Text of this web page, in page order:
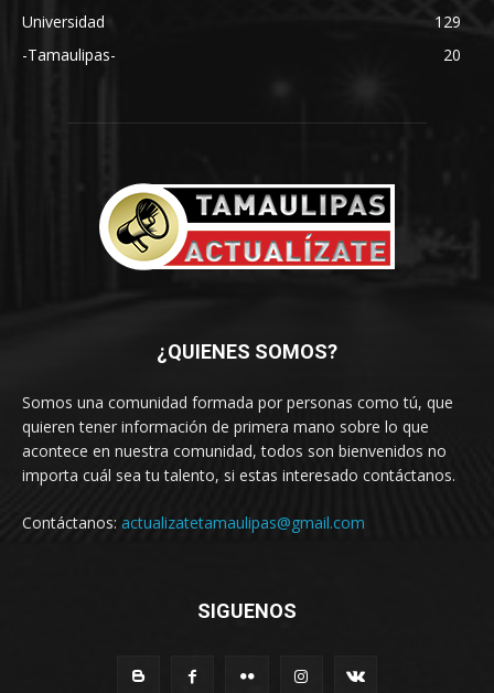
Universidad
129
-Tamaulipas-
20
¿QUIENES SOMOS?
Somos una comunidad formada por personas como tú, que
quieren tener información de primera mano sobre lo que
acontece en nuestra comunidad, todos son bienvenidos no
importa cuál sea tu talento, si estas interesado contáctanos.
Contáctanos: actualizatetamaulipas@gmail.com
SIGUENOS